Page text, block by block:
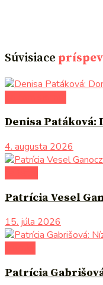
Súvisiace
Denisa Patáková:
4. augusta 2026
Patrícia Vesel
15. júla 2026
Patrícia